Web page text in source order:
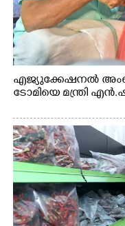
എജ്യുക്കേഷനൽ
ടോമിയെ മന്ത്രി